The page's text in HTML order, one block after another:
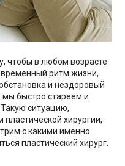
чтобы в любом возрасте
ритм жизни,
и нездоровый
мы быстро стареем и
ситуацию,
хирургии,
с какими именно
пластический хирург.